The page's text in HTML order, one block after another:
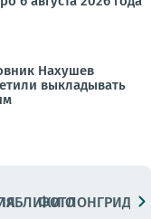
Нахушев
выкладывать
ФОТОЛОНГРИДЫ